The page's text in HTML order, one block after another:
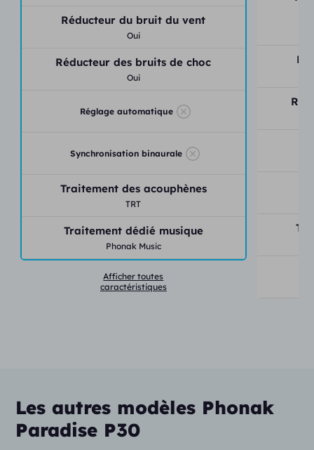
L’appareil auditif Phonak Naida Paradise P30 UP est
sociale), il inclut la consultation, l’essai gratuit 30 jours,
la garantie 4 ans, les réglages et le suivi illimité.
Demandez votre essai gratuit
Réducteur du bruit du vent
Oui
Réducteur des bruits de choc
Oui
Réglage automatique
Synchronisation binaurale
Traitement des acouphènes
TRT
Traitement dédié musique
Phonak Music
Afficher toutes
caractéristiques
Les autres modèles Phonak
Paradise P30